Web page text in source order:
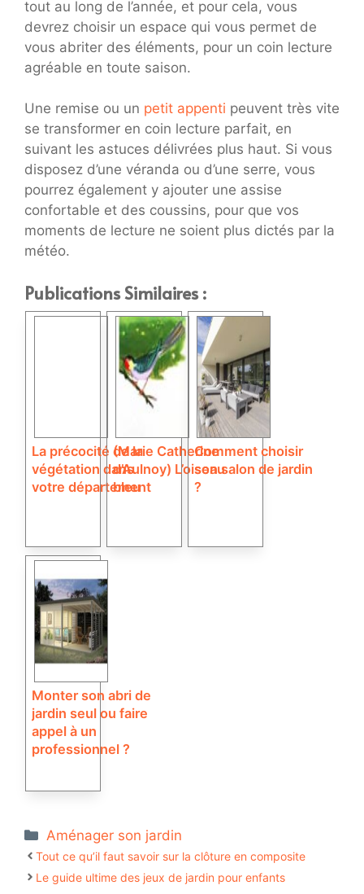
tout au long de l’année, et pour cela, vous
devrez choisir un espace qui vous permet de
vous abriter des éléments, pour un coin lecture
agréable en toute saison.
Une remise ou un petit appenti peuvent très vite
se transformer en coin lecture parfait, en
suivant les astuces délivrées plus haut. Si vous
disposez d’une véranda ou d’une serre, vous
pourrez également y ajouter une assise
confortable et des coussins, pour que vos
moments de lecture ne soient plus dictés par la
météo.
Publications Similaires :
La précocité de la
végétation dans
votre département
(Marie Catherine
d’Aulnoy) L’oiseau
bleu
Comment choisir
son salon de jardin
?
Monter son abri de
jardin seul ou faire
appel à un
professionnel ?
Catégories
Aménager son jardin
Tout ce qu’il faut savoir sur la clôture en composite
Le guide ultime des jeux de jardin pour enfants